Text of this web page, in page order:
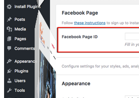
Simple Live
Phần mềm tạo kịch bản bình